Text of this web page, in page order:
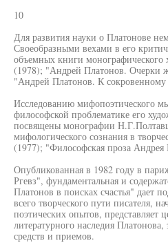
10
Для развития науки о Платонове
Своеобразными вехами в его
объемных книги монографического
(1978); "Андрей Платонов. Очерки
"Андрей Платонов. К сокровенному
Исследованию мифопоэтического
философской проблематике его
посвящены монографии
мифологического сознания в
(1977); "Философская проза Андрея
Опубликованная в 1982 году в
Ргевз", фундаментальная и
Платонов в поисках счастья" дает
всего творческого пути писателя,
поэтических опытов, представляет
литературного наследия
средств и приемов.